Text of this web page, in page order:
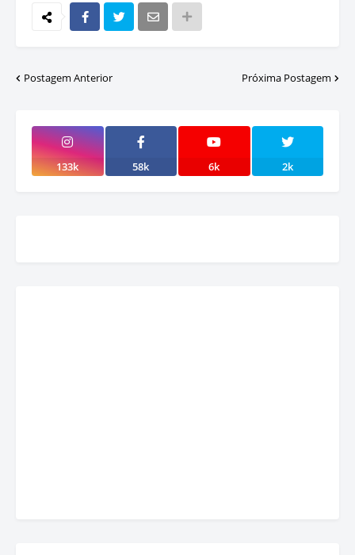
Postagem Anterior Próxima Postagem
133k 58k 6k 2k